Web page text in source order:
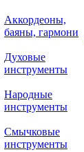
Аккордеоны,
баяны, гармони
Духовые
инструменты
Народные
инструменты
Смычковые
инструменты